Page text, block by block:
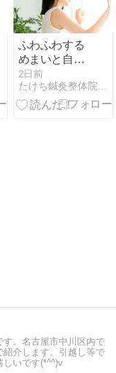
ふわふわする
めまいと自律
神経の関係性
2日前
たけち鍼灸整体院・名古屋名東院
。名古屋市中川区内で
介します。引越し等で
しいです(*^^)v